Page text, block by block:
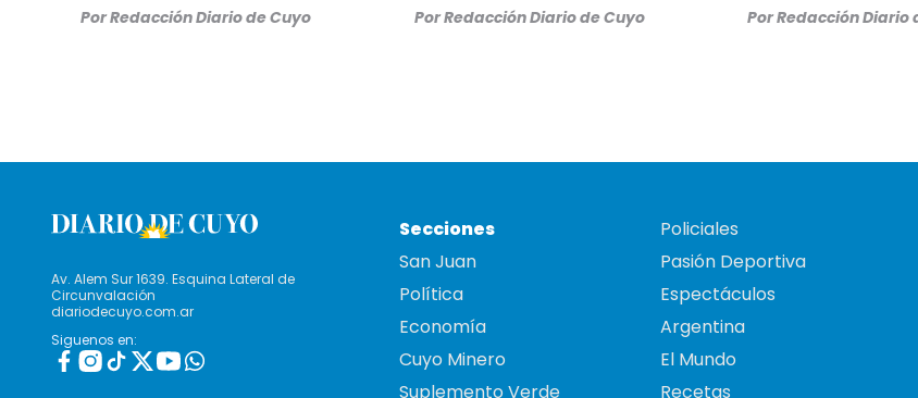
PorRedacción Diario de Cuyo PorRedacción Diario de Cuyo PorRedacción Diario
Av. Alem Sur 1639. Esquina Lateral de
Circunvalación
diariodecuyo.com.ar
Siguenos en:
Secciones
San Juan
Política
Economía
Cuyo Minero
Suplemento Verde
Policiales
Pasión Deportiva
Espectáculos
Argentina
El Mundo
Recetas